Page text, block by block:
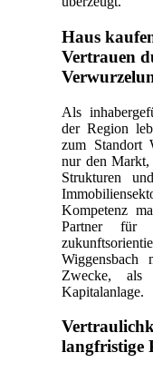
Haus
Vertrauen
Als
der Region
zum Standort
nur den Markt,
Strukturen
Kompetenz
Partner für
Zwecke, als
Kapitalanlage.
langfristige